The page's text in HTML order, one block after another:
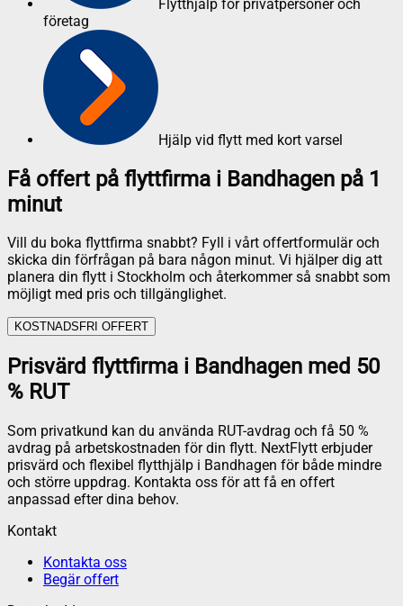
Flytthjälp för privatpersoner och
företag
Hjälp vid flytt med kort varsel
Få offert på flyttfirma i Bandhagen på 1
minut
Vill du boka flyttfirma snabbt? Fyll i vårt offertformulär och
skicka din förfrågan på bara någon minut. Vi hjälper dig att
planera din flytt i Stockholm och återkommer så snabbt som
möjligt med pris och tillgänglighet.
KOSTNADSFRI OFFERT
Prisvärd flyttfirma i Bandhagen med 50
% RUT
Som privatkund kan du använda RUT-avdrag och få 50 %
avdrag på arbetskostnaden för din flytt. NextFlytt erbjuder
prisvärd och flexibel flytthjälp i Bandhagen för både mindre
och större uppdrag. Kontakta oss för att få en offert
anpassad efter dina behov.
Kontakt
Kontakta oss
Begär offert